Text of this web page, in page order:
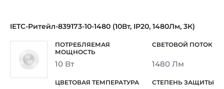
IETC-Ритейл-839173-10-1480 (10Вт, IP20, 1480Лм, 3К)
10 Вт 1480 Лм